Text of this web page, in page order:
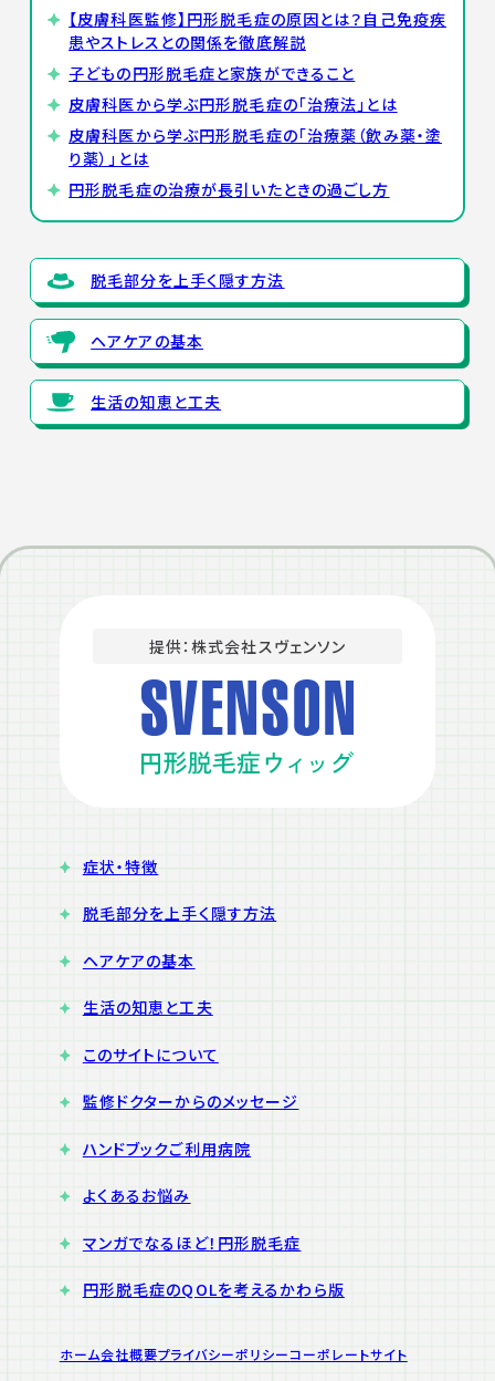
【皮膚科医監修】円形脱毛症の原因とは？自己免疫疾
患やストレスとの関係を徹底解説
子どもの円形脱毛症と家族ができること
皮膚科医から学ぶ円形脱毛症の「治療法」とは
皮膚科医から学ぶ円形脱毛症の「治療薬（飲み薬・塗
り薬）」とは
円形脱毛症の治療が長引いたときの過ごし方
脱毛部分を上手く隠す方法
ヘアケアの基本
生活の知恵と工夫
提供：株式会社スヴェンソン
症状・特徴
脱毛部分を上手く隠す方法
ヘアケアの基本
生活の知恵と工夫
このサイトについて
監修ドクターからのメッセージ
ハンドブックご利用病院
よくあるお悩み
マンガでなるほど！円形脱毛症
円形脱毛症のQOLを考えるかわら版
ホーム会社概要プライバシーポリシーコーポレートサイト